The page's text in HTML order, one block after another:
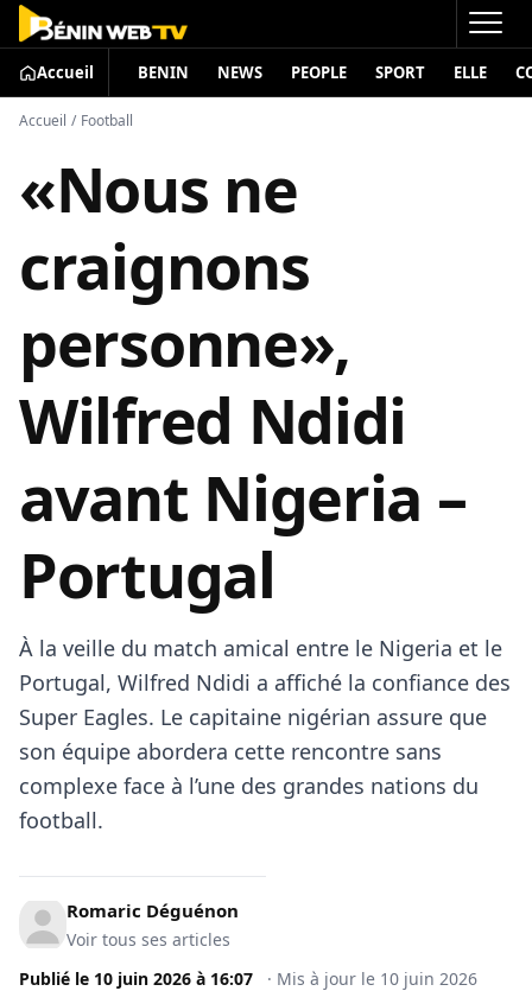
Accueil BENIN NEWS PEOPLE SPORT ELLE
Accueil / Football
«Nous ne
craignons
personne»,
Wilfred Ndidi
avant Nigeria –
Portugal
À la veille du match amical entre le Nigeria et le
Portugal, Wilfred Ndidi a affiché la confiance des
Super Eagles. Le capitaine nigérian assure que
son équipe abordera cette rencontre sans
complexe face à l’une des grandes nations du
football.
Romaric Déguénon
Voir tous ses articles
Publié le 10 juin 2026 à 16:07 · Mis à jour le 10 juin 2026